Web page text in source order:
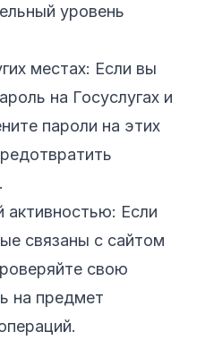
уровень
местах: Если вы
на Госуслугах и
пароли на этих
активностью: Если
связаны с сайтом
свою
на предмет